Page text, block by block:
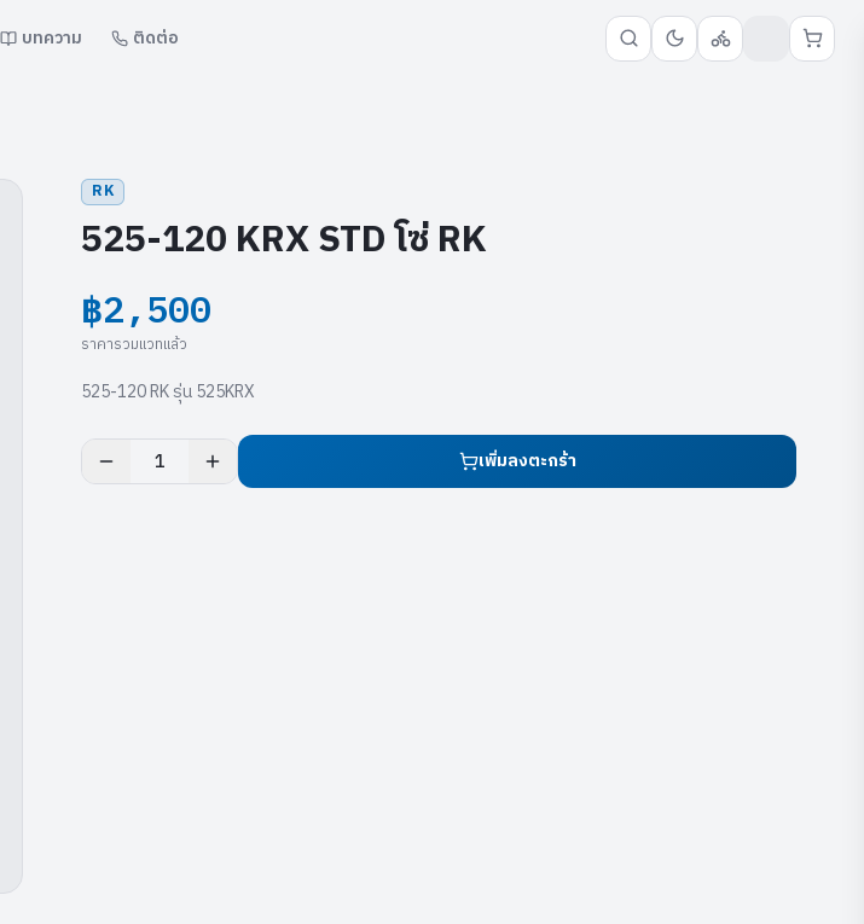
บทความ ติดต่อ
RK
525-120 KRX STD โซ่ RK
฿2,500
ราคารวมแวทแล้ว
525-120 RK รุ่น 525KRX
1 เพิ่มลงตะกร้า